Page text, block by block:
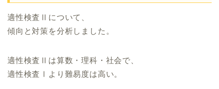
適性検査Ⅱについて、
傾向と対策を分析しました。
適性検査Ⅱは算数・理科・社会で、
適性検査Ⅰより難易度は高い。